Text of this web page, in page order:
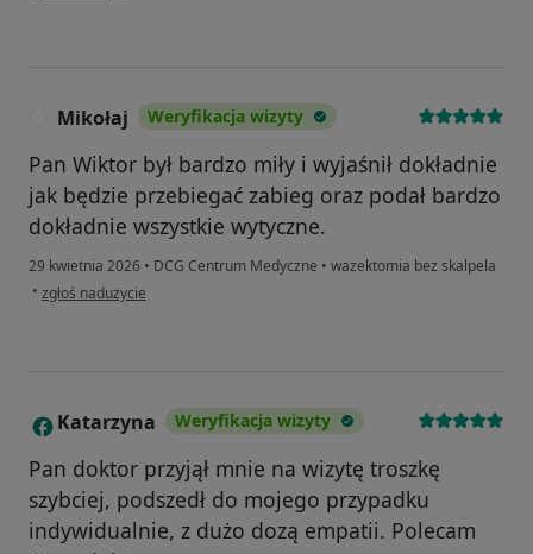
Mikołaj Weryfikacja wizyty
Pan Wiktor był bardzo miły i wyjaśnił dokładnie
jak będzie przebiegać zabieg oraz podał bardzo
dokładnie wszystkie wytyczne.
29 kwietnia 2026 • DCG Centrum Medyczne • wazektomia bez skalpela
• w opinii użytkownika Mikołaj
zgłoś nadużycie
K Katarzyna Weryfikacja wizyty
Pan doktor przyjął mnie na wizytę troszkę
szybciej, podszedł do mojego przypadku
indywidualnie, z dużo dozą empatii. Polecam